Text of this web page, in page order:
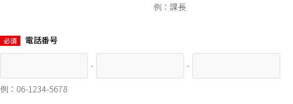
例：課長
電話番号
必須
例：06-1234-5678
‐ ‐